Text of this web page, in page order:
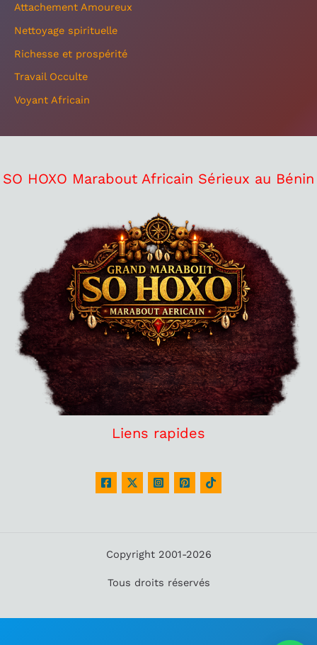
Attachement Amoureux
Nettoyage spirituelle
Richesse et prospérité
Travail Occulte
Voyant Africain
SO HOXO Marabout Africain Sérieux au Bénin
Liens rapides
Copyright 2001-2026
Tous droits réservés